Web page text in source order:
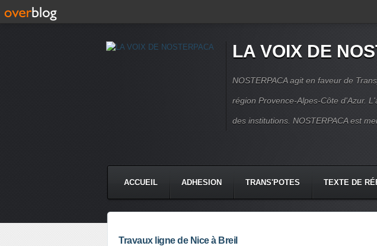
LA VOIX DE
NOSTERPACA agit en faveur de
région Provence-Alpes-Côte d'Azur.
des institutions. NOSTERPACA est
ACCUEIL ADHESION TRANS'POTES TEXTE DE
Travaux ligne de Nice à Breil